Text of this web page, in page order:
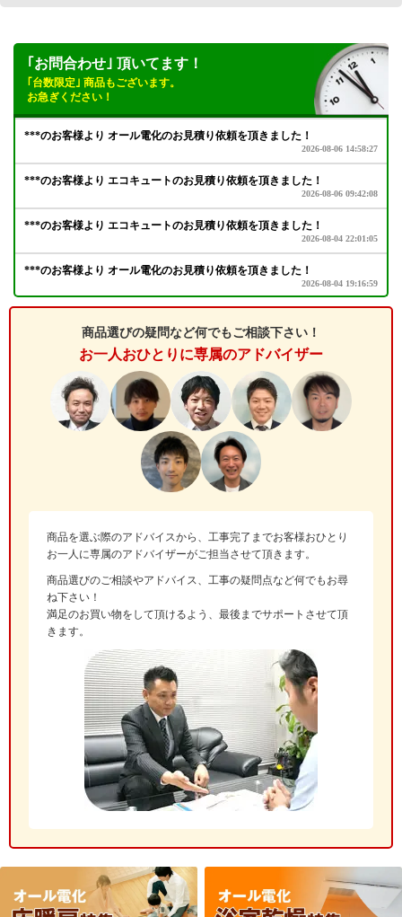
｢お問合わせ｣ 頂いてます！
｢台数限定｣ 商品もございます。
お急ぎください！
商品選びの疑問など何でもご相談下さい！
お一人おひとりに専属のアドバイザー
商品を選ぶ際のアドバイスから、工事完了までお客様おひとり
お一人に専属のアドバイザーがご担当させて頂きます。
商品選びのご相談やアドバイス、工事の疑問点など何でもお尋
ね下さい！
満足のお買い物をして頂けるよう、最後までサポートさせて頂
きます。